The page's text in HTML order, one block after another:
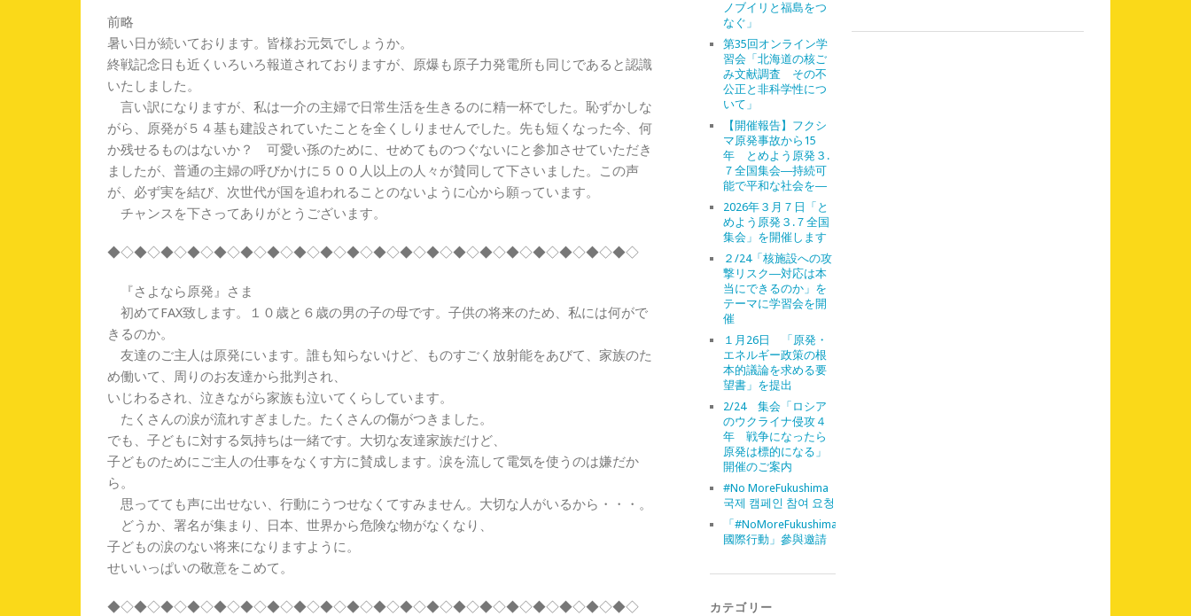
前略
暑い日が続いております。皆様お元気でしょうか。
終戦記念日も近くいろいろ報道されておりますが、原爆も原子力発電所も同じであると認識
いたしました。
言い訳になりますが、私は一介の主婦で日常生活を生きるのに精一杯でした。恥ずかしな
がら、原発が５４基も建設されていたことを全くしりませんでした。先も短くなった今、何
か残せるものはないか？ 可愛い孫のために、せめてものつぐないにと参加させていただき
ましたが、普通の主婦の呼びかけに５００人以上の人々が賛同して下さいました。この声
が、必ず実を結び、次世代が国を追われることのないように心から願っています。
チャンスを下さってありがとうございます。
◆◇◆◇◆◇◆◇◆◇◆◇◆◇◆◇◆◇◆◇◆◇◆◇◆◇◆◇◆◇◆◇◆◇◆◇◆◇◆◇
『さよなら原発』さま
初めてFAX致します。１０歳と６歳の男の子の母です。子供の将来のため、私には何がで
きるのか。
友達のご主人は原発にいます。誰も知らないけど、ものすごく放射能をあびて、家族のた
め働いて、周りのお友達から批判され、
いじわるされ、泣きながら家族も泣いてくらしています。
たくさんの涙が流れすぎました。たくさんの傷がつきました。
でも、子どもに対する気持ちは一緒です。大切な友達家族だけど、
子どものためにご主人の仕事をなくす方に賛成します。涙を流して電気を使うのは嫌だか
ら。
思ってても声に出せない、行動にうつせなくてすみません。大切な人がいるから・・・。
どうか、署名が集まり、日本、世界から危険な物がなくなり、
子どもの涙のない将来になりますように。
せいいっぱいの敬意をこめて。
◆◇◆◇◆◇◆◇◆◇◆◇◆◇◆◇◆◇◆◇◆◇◆◇◆◇◆◇◆◇◆◇◆◇◆◇◆◇◆◇
ノブイリと福島をつ
なぐ」
第35回オンライン学
習会「北海道の核ご
み文献調査 その不
公正と非科学性につ
いて」
【開催報告】フクシ
マ原発事故から15
年 とめよう原発３.
７全国集会―持続可
能で平和な社会を―
2026年３月７日「と
めよう原発３.７全国
集会」を開催します
２/24「核施設への攻
撃リスク―対応は本
当にできるのか」を
テーマに学習会を開
催
１月26日 「原発・
エネルギー政策の根
本的議論を求める要
望書」を提出
2/24 集会「ロシア
のウクライナ侵攻４
年 戦争になったら
原発は標的になる」
開催のご案内
#No MoreFukushima
국제 캠페인 참여 요청
「#NoMoreFukushima
國際行動」參與邀請
カテゴリー